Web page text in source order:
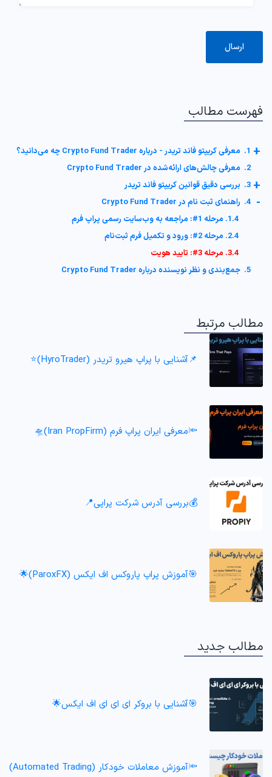
فهرست مطالب
1. معرفی کریپتو فاند تریدر - درباره Crypto Fund Trader چه می‌دانید؟ +
2. معرفی چالش‌های ارائه‌شده در Crypto Fund Trader
3. بررسی دقیق قوانین کریپتو فاند تریدر +
4. راهنمای ثبت نام در Crypto Fund Trader -
1.4. مرحله 1#: مراجعه به وب‌سایت رسمی پراپ فرم
2.4. مرحله 2#: ورود و تکمیل فرم ثبت‌نام
3.4. مرحله 3#: تایید هویت
5. جمع‌بندی و نظر نویسنده درباره Crypto Fund Trader
مطالب مرتبط
📌آشنایی با پراپ هیرو تریدر (HyroTrader)⭐️
🔦معرفی ایران پراپ فرم (Iran PropFirm)🛸
💰بررسی آدرس شرکت پراپی📍
🎯آموزش پراپ پاروکس اف ایکس (ParoxFX)🌟
مطالب جدید
🎯آشنایی با بروکر ای ای ای اف ایکس🌟
🔦آموزش معاملات خودکار (Automated Trading)